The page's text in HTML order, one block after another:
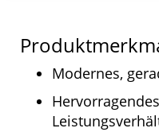
Modernes,